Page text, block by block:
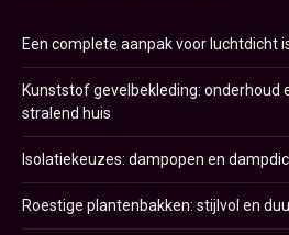
Een complete aanpak voor luchtdicht
Kunststof gevelbekleding: onderhoud
stralend huis
Isolatiekeuzes: dampopen en
Roestige plantenbakken: stijlvol en